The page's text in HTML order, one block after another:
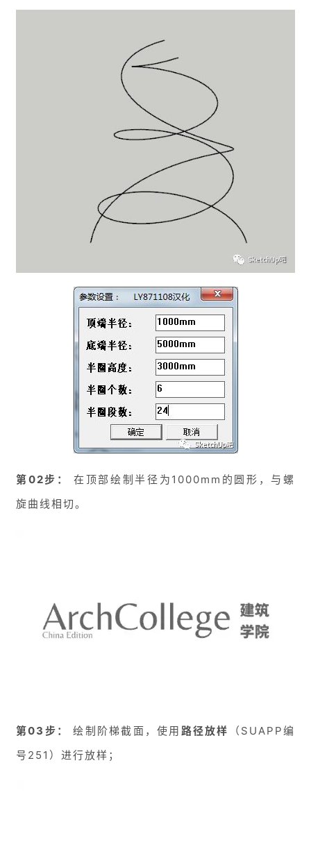
第02步：
在顶部绘制半径为1000mm的圆形，与螺
旋曲线相切。
第03步： 绘制阶梯截面，使用 路径放样
（SUAPP编
号251）进行放样；